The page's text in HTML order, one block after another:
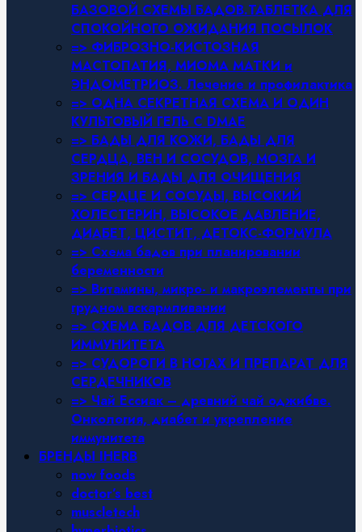
БАЗОВОЙ СХЕМЫ БАДОВ.ТАБЛЕТКА ДЛЯ
СПОКОЙНОГО ОЖИДАНИЯ ПОСЫЛОК
=> ФИБРОЗНО-КИСТОЗНАЯ
МАСТОПАТИЯ, МИОМА МАТКИ и
ЭНДОМЕТРИОЗ. Лечение и профилактика
=> ОДНА СЕКРЕТНАЯ СХЕМА И ОДИН
КУЛЬТОВЫЙ ГЕЛЬ С DMAE
=> БАДЫ ДЛЯ КОЖИ, БАДЫ ДЛЯ
СЕРДЦА, ВЕН И СОСУДОВ, МОЗГА И
ЗРЕНИЯ И БАДЫ ДЛЯ ОЧИЩЕНИЯ
=> СЕРДЦЕ И СОСУДЫ, ВЫСОКИЙ
ХОЛЕСТЕРИН, ВЫСОКОЕ ДАВЛЕНИЕ,
ДИАБЕТ, ЦИСТИТ, ДЕТОКС-ФОРМУЛА
=> Схема бадов при планировании
беременности
=> Витамины, микро- и макроэлементы при
грудном вскармливании
=> СХЕМА БАДОВ ДЛЯ ДЕТСКОГО
ИММУНИТЕТА
=> СУДОРОГИ В НОГАХ И ПРЕПАРАТ ДЛЯ
СЕРДЕЧНИКОВ
=> Чай Ессиак – древний чай оджибве.
Онкология, диабет и укрепление
иммунитета
БРЕНДЫ IHERB
now foods
doctor’s best
muscletech